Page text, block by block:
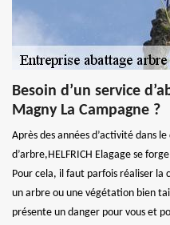
Besoin d’un service
Magny La Campagne ?
Après des années d’activité dans
d’arbre,HELFRICH Elagage se
Pour cela, il faut parfois réaliser la
un arbre ou une végétation bien
présente un danger pour vous et